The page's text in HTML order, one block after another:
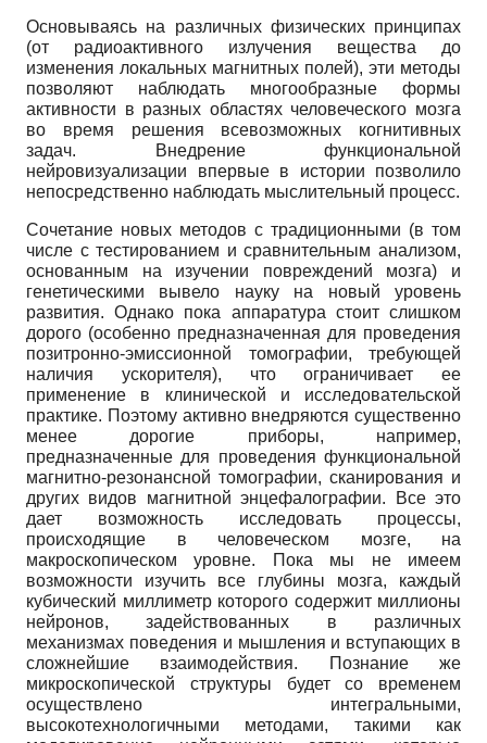
Основываясь на различных физических принципах
(от радиоактивного излучения вещества до
изменения локальных магнитных полей), эти методы
позволяют наблюдать многообразные формы
активности в разных областях человеческого мозга
во время решения всевозможных когнитивных
задач. Внедрение функциональной
нейровизуализации впервые в истории позволило
непосредственно наблюдать мыслительный процесс.
Сочетание новых методов с традиционными (в том
числе с тестированием и сравнительным анализом,
основанным на изучении повреждений мозга) и
генетическими вывело науку на новый уровень
развития. Однако пока аппаратура стоит слишком
дорого (особенно предназначенная для проведения
позитрон­но-эмиссионной томографии, требующей
наличия ускорителя), что ограничивает ее
применение в клинической и исследовательской
практике. Поэтому активно внедряются существенно
менее дорогие приборы, например,
предназначенные для проведения функциональной
магнитно-резонансной томографии, сканирования и
других видов магнитной энцефалографии. Все это
дает возможность исследовать процессы,
происходящие в человеческом мозге, на
макроскопическом уровне. Пока мы не имеем
возможности изучить все глубины мозга, каждый
кубический миллиметр которого содержит миллионы
нейронов, задействованных в различных
механизмах поведения и мышления и вступающих в
сложнейшие взаимодействия. Познание же
микроскопической структуры будет со временем
осуществлено интегральными,
высокотехнологичными методами, такими как